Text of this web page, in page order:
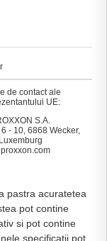
de contact ale
UE:
S.A.
- 10, 6868 Wecker,
Luxemburg
pastra acuratetea
pot contine
si pot contine
specificatii pot